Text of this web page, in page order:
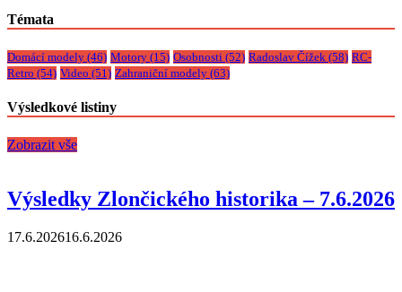
Témata
Domácí modely (46) Motory (15) Osobnosti (52) Radoslav Čížek (58) RC-
Retro (54) Video (51) Zahraniční modely (63)
Výsledkové listiny
Zobrazit vše
Výsledky Zlončického historika – 7.6.2026
17.6.202616.6.2026